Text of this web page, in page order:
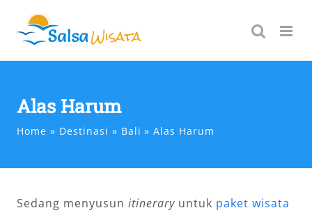
content
Alas Harum
Home Destinasi Bali Alas Harum
Sedang menyusun itineraryuntuk paket wisata